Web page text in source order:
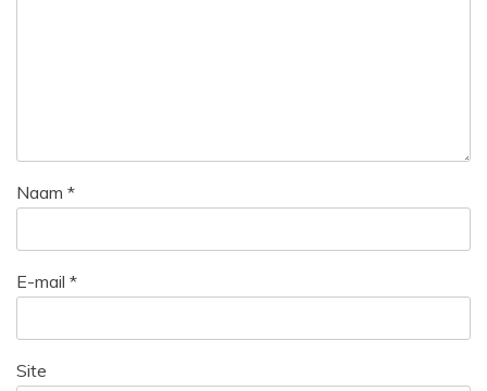
Naam *
E-mail *
Site